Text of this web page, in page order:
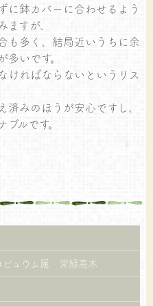
に鉢カバーに合わせるよう
すが、
も多く、結局近いうちに余
いです。
ければならないというリス
みのほうが安心ですし、
ルです。
ビュウム属 常緑高木